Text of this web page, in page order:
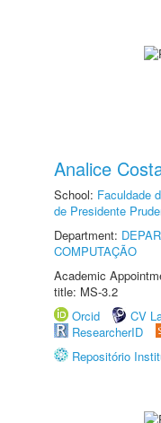
Analice
School: Faculdade
de Presidente
Department:
COMPUTAÇÃO
Academic
title: MS-3.2
Orcid
CV
ResearcherID
Repositório